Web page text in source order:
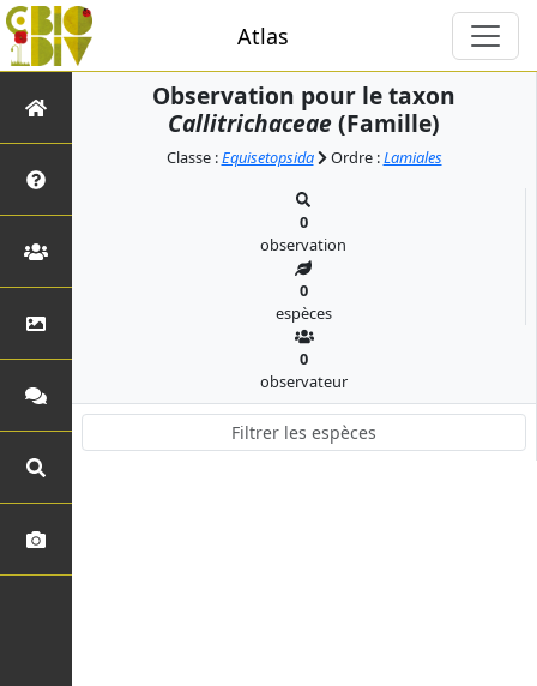
Atlas
Observation pour le taxon
Callitrichaceae(Famille)
Classe :Equisetopsida Ordre :Lamiales
0
observation
0
espèces
0
observateur